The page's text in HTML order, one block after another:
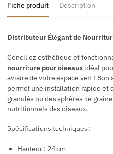
Fiche produit Description
Distributeur Élégant de
Conciliez esthétique et
nourriture pour oiseaux idéal
aviaire de votre espace vert ! Son
permet une installation rapide et
granulés ou des sphères de
nutritionnels des oiseaux.
Spécifications techniques :
Hauteur : 24 cm